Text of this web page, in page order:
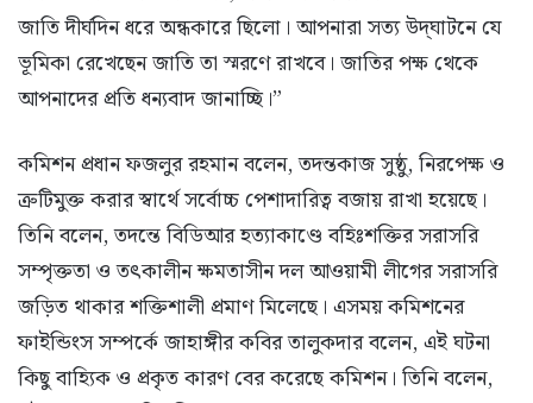
জাতি দীর্ঘদিন ধরে অন্ধকারে ছিলো। আপনারা সত্য উদ্‌ঘাটনে যে
ভূমিকা রেখেছেন জাতি তা স্মরণে রাখবে। জাতির পক্ষ থেকে
আপনাদের প্রতি ধন্যবাদ জানাচ্ছি।”
কমিশন প্রধান ফজলুর রহমান বলেন, তদন্তকাজ সুষ্ঠু, নিরপেক্ষ ও
ত্রুটিমুক্ত করার স্বার্থে সর্বোচ্চ পেশাদারিত্ব বজায় রাখা হয়েছে।
তিনি বলেন, তদন্তে বিডিআর হত্যাকাণ্ডে বহিঃশক্তির সরাসরি
সম্পৃক্ততা ও তৎকালীন ক্ষমতাসীন দল আওয়ামী লীগের সরাসরি
জড়িত থাকার শক্তিশালী প্রমাণ মিলেছে। এসময় কমিশনের
ফাইন্ডিংস সম্পর্কে জাহাঙ্গীর কবির তালুকদার বলেন, এই ঘটনা
কিছু বাহ্যিক ও প্রকৃত কারণ বের করেছে কমিশন। তিনি বলেন,